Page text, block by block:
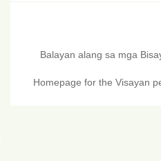
Balayan alang sa mga
Homepage for the Visayan